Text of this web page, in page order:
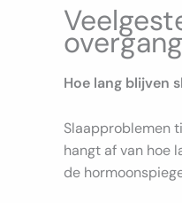
overgang
Hoe lang blijven
Slaapproblemen
hangt af van hoe
de